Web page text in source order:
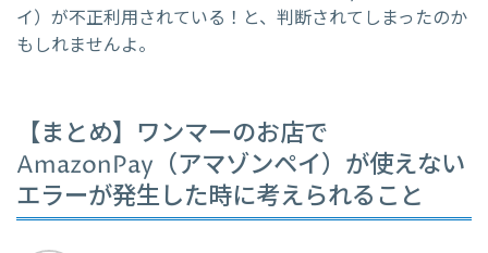
イ）が不正利用されている！と、判断されてしまったのか
もしれませんよ。
【まとめ】ワンマーのお店で
AmazonPay（アマゾンペイ）が使えない
エラーが発生した時に考えられること